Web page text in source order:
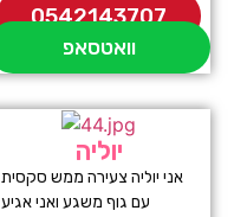
0542143707
וואטסאפ
יוליה
אני יוליה צעירה ממש סקסית
עם גוף משגע ואני אגיע